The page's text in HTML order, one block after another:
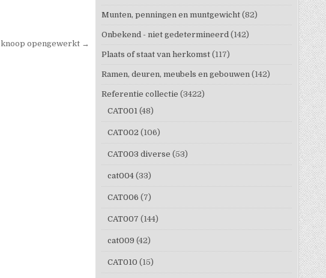
knoop opengewerkt →
Munten, penningen en muntgewicht (82)
Onbekend - niet gedetermineerd (142)
Plaats of staat van herkomst (117)
Ramen, deuren, meubels en gebouwen (142)
Referentie collectie (3422)
CAT001 (48)
CAT002 (106)
CAT003 diverse (53)
cat004 (33)
CAT006 (7)
CAT007 (144)
cat009 (42)
CAT010 (15)